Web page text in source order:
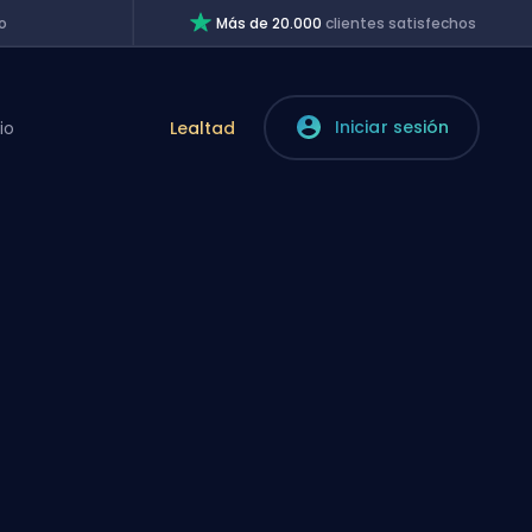
Más de 20.000clientes satisfechos
Lealtad Iniciar sesión